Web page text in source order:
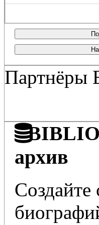
Партнёры
архив
Создайте